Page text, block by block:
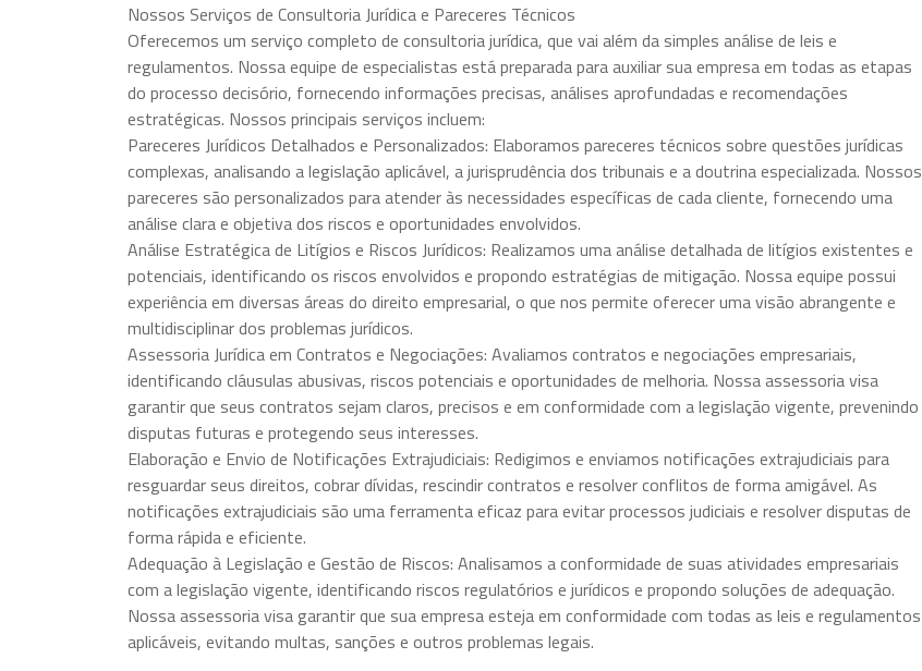
Nossos Serviços de Consultoria Jurídica e Pareceres Técnicos
Oferecemos um serviço completo de consultoria jurídica, que vai além da simples análise de leis e
regulamentos. Nossa equipe de especialistas está preparada para auxiliar sua empresa em todas as etapas
do processo decisório, fornecendo informações precisas, análises aprofundadas e recomendações
estratégicas. Nossos principais serviços incluem:
Pareceres Jurídicos Detalhados e Personalizados: Elaboramos pareceres técnicos sobre questões jurídicas
complexas, analisando a legislação aplicável, a jurisprudência dos tribunais e a doutrina especializada. Nossos
pareceres são personalizados para atender às necessidades específicas de cada cliente, fornecendo uma
análise clara e objetiva dos riscos e oportunidades envolvidos.
Análise Estratégica de Litígios e Riscos Jurídicos: Realizamos uma análise detalhada de litígios existentes e
potenciais, identificando os riscos envolvidos e propondo estratégias de mitigação. Nossa equipe possui
experiência em diversas áreas do direito empresarial, o que nos permite oferecer uma visão abrangente e
multidisciplinar dos problemas jurídicos.
Assessoria Jurídica em Contratos e Negociações: Avaliamos contratos e negociações empresariais,
identificando cláusulas abusivas, riscos potenciais e oportunidades de melhoria. Nossa assessoria visa
garantir que seus contratos sejam claros, precisos e em conformidade com a legislação vigente, prevenindo
disputas futuras e protegendo seus interesses.
Elaboração e Envio de Notificações Extrajudiciais: Redigimos e enviamos notificações extrajudiciais para
resguardar seus direitos, cobrar dívidas, rescindir contratos e resolver conflitos de forma amigável. As
notificações extrajudiciais são uma ferramenta eficaz para evitar processos judiciais e resolver disputas de
forma rápida e eficiente.
Adequação à Legislação e Gestão de Riscos: Analisamos a conformidade de suas atividades empresariais
com a legislação vigente, identificando riscos regulatórios e jurídicos e propondo soluções de adequação.
Nossa assessoria visa garantir que sua empresa esteja em conformidade com todas as leis e regulamentos
aplicáveis, evitando multas, sanções e outros problemas legais.